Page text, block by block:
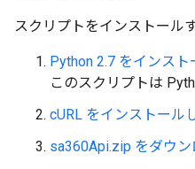
スクリプトをインストール
Python 2.7 をインスト
このスクリプトは
cURL をインストール
sa360Api.zip をダウン